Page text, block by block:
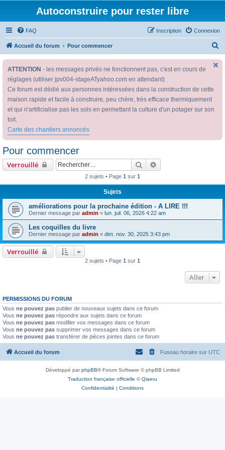
Autoconstruire pour rester libre
FAQ Connexion
Inscription
Accueil du forum Pour commencer
e
ATTENTION - les messages privés ne fonctionnent pas, c'est en cours de
réglages (utiliser jpv004-stageATyahoo.com en attendant)
Ce forum est dédié aux personnes intéressées dans la construction de cette
maison rapide et facile à construire, peu chère, très efficace thermiquement
et qui n'artificialise pas les sols en permettant la culture d'un potager sur son
toit.
Carte des chantiers annoncés
Pour commencer
Verrouillé Rechercher
2 sujets • Page 1 sur 1
Sujets
améliorations pour la prochaine édition - A LIRE !!!
Dernier message par admin « lun. juil. 06, 2026 4:22 am
Les coquilles du livre
Dernier message par admin « dim. nov. 30, 2025 3:43 pm
Verrouillé
2 sujets • Page 1 sur 1
Aller
PERMISSIONS DU FORUM
Vous ne pouvez pas publier de nouveaux sujets dans ce forum
Vous ne pouvez pas répondre aux sujets dans ce forum
Vous ne pouvez pas modifier vos messages dans ce forum
Vous ne pouvez pas supprimer vos messages dans ce forum
Vous ne pouvez pas transférer de pièces jointes dans ce forum
Accueil du forum Fuseau horaire sur UTC
Développé parphpBB® Forum Software © phpBB Limited
Traduction française officielle ©Qiaeru
Confidentialité | Conditions